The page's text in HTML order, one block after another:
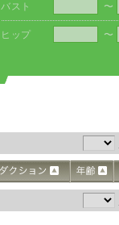
バスト 〜
ヒップ 〜